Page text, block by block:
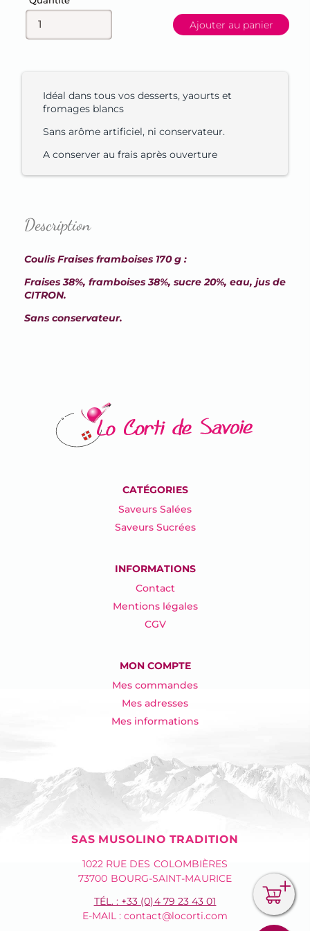
Ajouter au panier
1
Idéal dans tous vos desserts, yaourts et
fromages blancs
Sans arôme artificiel, ni conservateur.
A conserver au frais après ouverture
Description
Coulis Fraises framboises 170 g :
Fraises 38%, framboises 38%, sucre 20%, eau, jus de
CITRON.
Sans conservateur.
CATÉGORIES
Saveurs Salées
Saveurs Sucrées
INFORMATIONS
Contact
Mentions légales
CGV
MON COMPTE
Mes commandes
Mes adresses
Mes informations
SAS MUSOLINO TRADITION
1022 RUE DES COLOMBIÈRES
73700 BOURG-SAINT-MAURICE
TÉL. : +33 (0)4 79 23 43 01
E-MAIL :contact@locorti.com